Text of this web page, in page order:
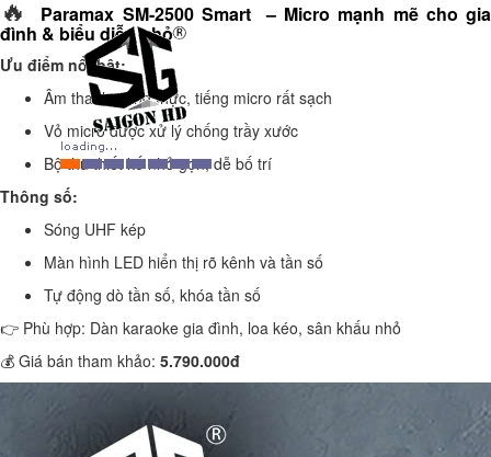
🔥 Paramax SM-2500 Smart – Micro mạnh mẽ cho gia
đình & biểu diễn nhỏ
Ưu điểm nổi bật:
Âm thanh trung thực, tiếng micro rất sạch
Vỏ micro được xử lý chống trầy xước
Bộ thu thiết kế nhỏ gọn, dễ bố trí
Thông số:
Sóng UHF kép
Màn hình LED hiển thị rõ kênh và tần số
Tự động dò tần số, khóa tần số
👉 Phù hợp: Dàn karaoke gia đình, loa kéo, sân khấu nhỏ
💰 Giá bán tham khảo: 5.790.000đ